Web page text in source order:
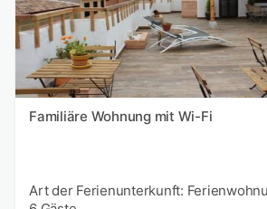
Familiäre Wohnung mit Wi-Fi
Art der Ferienunterkunft: